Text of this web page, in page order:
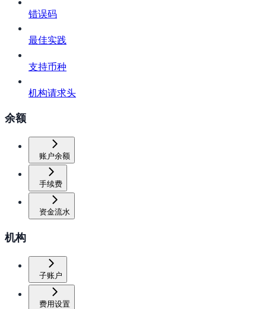
错误码
最佳实践
支持币种
机构请求头
余额
账户余额
手续费
资金流水
机构
子账户
费用设置